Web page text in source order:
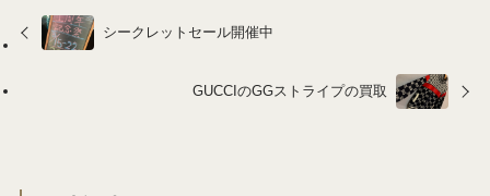
シークレットセール開催中
GUCCIのGGストライプの買取